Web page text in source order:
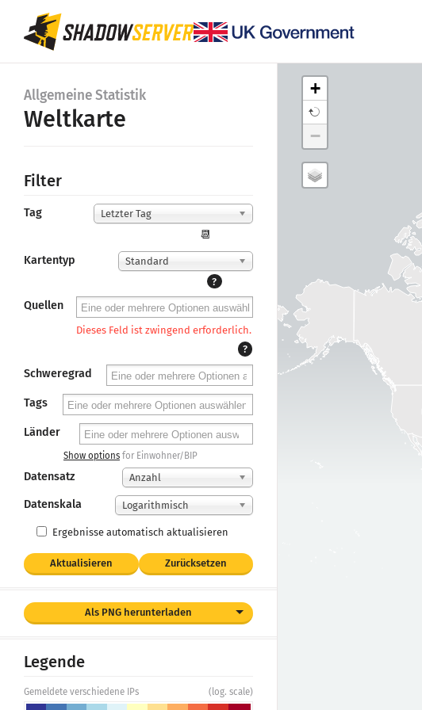
Allgemeine Statistik
Weltkarte
Filter
Tag Letzter Tag
📆
Kartentyp
Standard
?
Quellen
Dieses Feld ist zwingend erforderlich.
?
Schweregrad
Tags
Länder
Show options for Einwohner/BIP
Datensatz Anzahl
Datenskala Logarithmisch
Ergebnisse automatisch aktualisieren
Aktualisieren Zurücksetzen
Als PNG herunterladen
Legende
Gemeldete verschiedene IPs (log. scale)
+
−